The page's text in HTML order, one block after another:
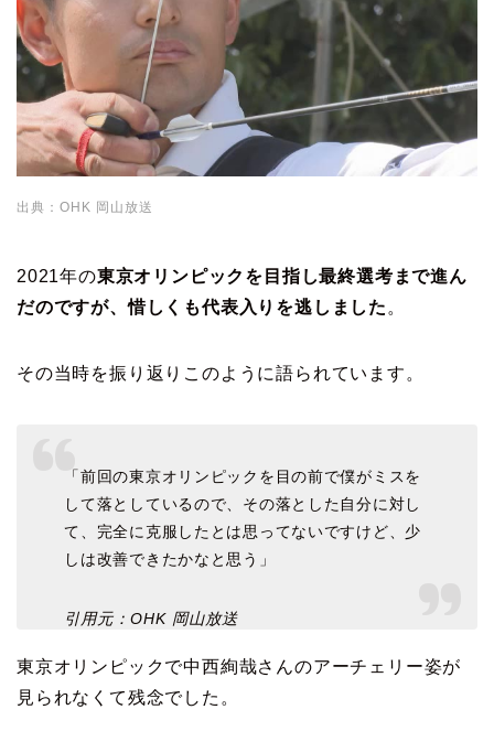
出典：OHK 岡山放送
2021年の東京オリンピックを目指し最終選考まで進ん
だのですが、惜しくも代表入りを逃しました 。
その当時を振り返りこのように語られています。
「前回の東京オリンピックを目の前で僕がミスを
して落としているので、その落とした自分に対し
て、完全に克服したとは思ってないですけど、少
しは改善できたかなと思う」
引用元：OHK 岡山放送
東京オリンピックで中西絢哉さんのアーチェリー姿が
見られなくて残念でした。